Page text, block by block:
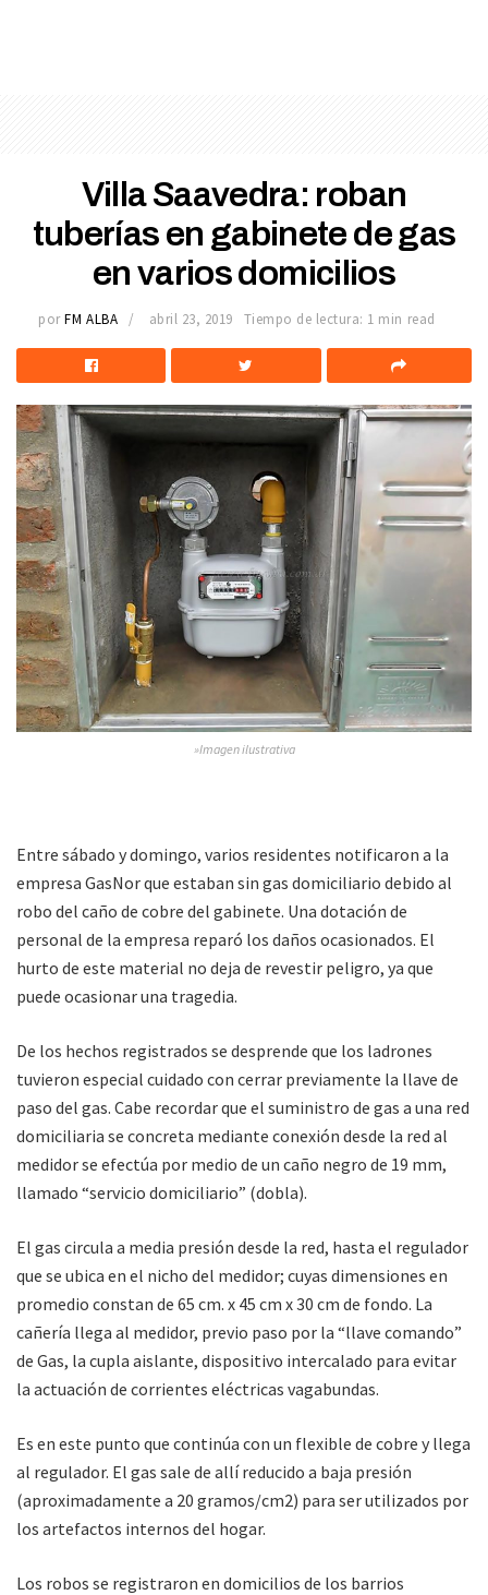
Villa Saavedra: roban
tuberías en gabinete de gas
en varios domicilios
por FM ALBA abril 23, 2019 Tiempo de lectura: 1 min read
»Imagen ilustrativa
Entre sábado y domingo, varios residentes notificaron a la
empresa GasNor que estaban sin gas domiciliario debido al
robo del caño de cobre del gabinete. Una dotación de
personal de la empresa reparó los daños ocasionados. El
hurto de este material no deja de revestir peligro, ya que
puede ocasionar una tragedia.
De los hechos registrados se desprende que los ladrones
tuvieron especial cuidado con cerrar previamente la llave de
paso del gas. Cabe recordar que el suministro de gas a una red
domiciliaria se concreta mediante conexión desde la red al
medidor se efectúa por medio de un caño negro de 19 mm,
llamado “servicio domiciliario” (dobla).
El gas circula a media presión desde la red, hasta el regulador
que se ubica en el nicho del medidor; cuyas dimensiones en
promedio constan de 65 cm. x 45 cm x 30 cm de fondo. La
cañería llega al medidor, previo paso por la “llave comando”
de Gas, la cupla aislante, dispositivo intercalado para evitar
la actuación de corrientes eléctricas vagabundas.
Es en este punto que continúa con un flexible de cobre y llega
al regulador. El gas sale de allí reducido a baja presión
(aproximadamente a 20 gramos/cm2) para ser utilizados por
los artefactos internos del hogar.
Los robos se registraron en domicilios de los barrios